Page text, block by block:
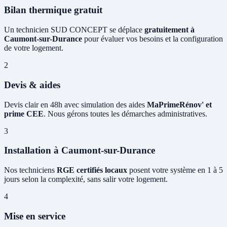
Bilan thermique gratuit
Un technicien SUD CONCEPT se déplace gratuitement à
Caumont-sur-Durance pour évaluer vos besoins et la configuration
de votre logement.
2
Devis & aides
Devis clair en 48h avec simulation des aides MaPrimeRénov' et
prime CEE. Nous gérons toutes les démarches administratives.
3
Installation à Caumont-sur-Durance
Nos techniciens RGE certifiés locaux posent votre système en 1 à 5
jours selon la complexité, sans salir votre logement.
4
Mise en service